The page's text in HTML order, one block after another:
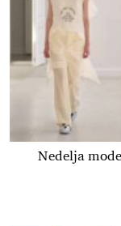
Nedelja